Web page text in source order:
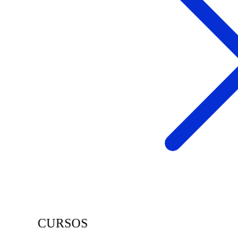
CURSOS